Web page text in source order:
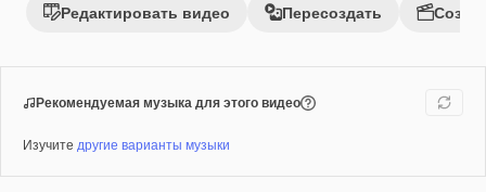
Редактировать видео Пересоздать
Рекомендуемая музыка для этого видео
Изучите другие варианты музыки